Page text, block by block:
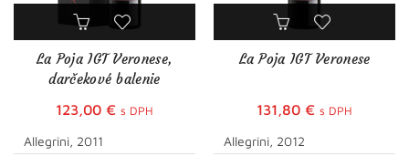
La Poja IGT Veronese,
darčekové balenie
123,00 € s DPH
Allegrini, 2011
La Poja IGT Veronese
131,80 € s DPH
Allegrini, 2012